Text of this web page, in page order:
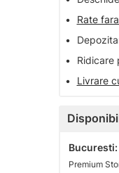
•
Rate
•
•
Ridicare
•
Livrare
Bucuresti: